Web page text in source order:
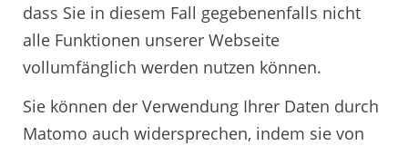
dass Sie in diesem Fall gegebenenfalls nicht
alle Funktionen unserer Webseite
vollumfänglich werden nutzen können.
Sie können der Verwendung Ihrer Daten durch
Matomo auch widersprechen, indem sie von